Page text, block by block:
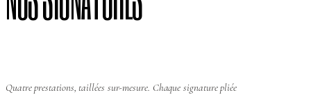
Quatre prestations, taillées sur-mesure. Chaque signature pliée